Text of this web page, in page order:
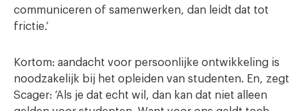
communiceren of samenwerken, dan leidt dat tot
frictie.’
Kortom: aandacht voor persoonlijke ontwikkeling is
noodzakelijk bij het opleiden van studenten. En, zegt
Scager: ‘Als je dat echt wil, dan kan dat niet alleen